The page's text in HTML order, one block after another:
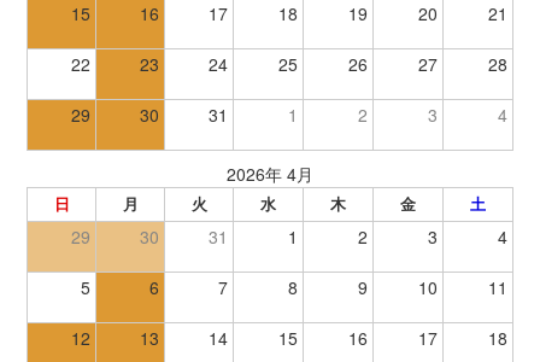
15 16 17 18 19 20 21
22 23 24 25 26 27 28
29 30 31 1 2 3 4
2026年 4月
日 月 火 水 木 金 土
29 30 31 1 2 3 4
5 6 7 8 9 10 11
12 13 14 15 16 17 18